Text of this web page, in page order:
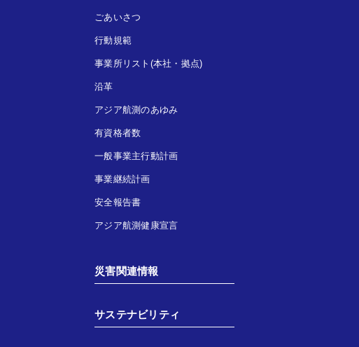
ごあいさつ
行動規範
事業所リスト(本社・拠点)
沿革
アジア航測のあゆみ
有資格者数
一般事業主行動計画
事業継続計画
安全報告書
アジア航測健康宣言
災害関連情報
サステナビリティ